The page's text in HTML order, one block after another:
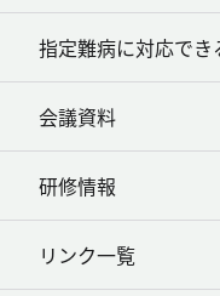
指定難病に対応で
会議資料
研修情報
リンク一覧